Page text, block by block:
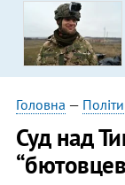
Головна —
Суд над